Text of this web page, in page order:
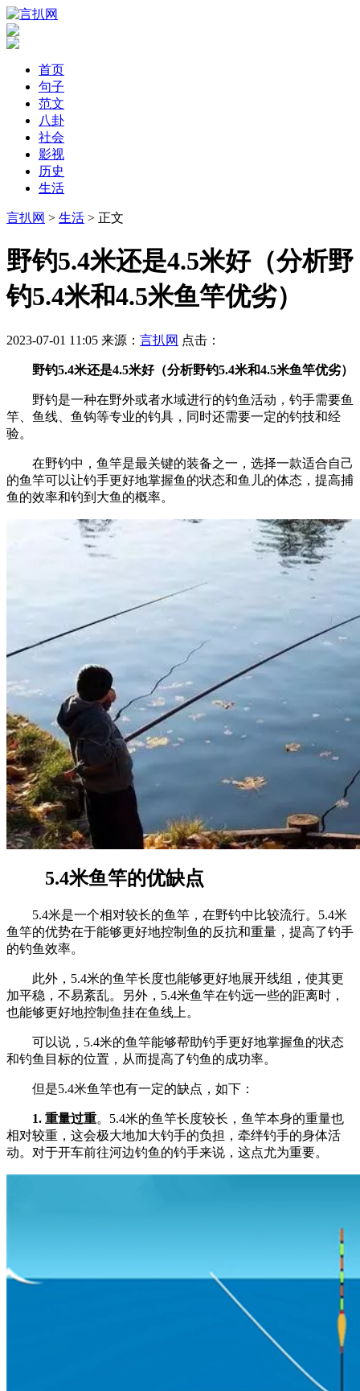
首页
句子
范文
八卦
社会
影视
历史
生活
言扒网 > 生活 > 正文
​野钓5.4米还是4.5米好（分析野
钓5.4米和4.5米鱼竿优劣）
2023-07-01 11:05 来源： 言扒网 点击：
野钓5.4米还是4.5米好（分析野钓5.4米和4.5米鱼竿优劣）
野钓是一种在野外或者水域进行的钓鱼活动，钓手需要鱼
竿、鱼线、鱼钩等专业的钓具，同时还需要一定的钓技和经
验。
在野钓中，鱼竿是最关键的装备之一，选择一款适合自己
的鱼竿可以让钓手更好地掌握鱼的状态和鱼儿的体态，提高捕
鱼的效率和钓到大鱼的概率。
5.4米鱼竿的优缺点
5.4米是一个相对较长的鱼竿，在野钓中比较流行。5.4米
鱼竿的优势在于能够更好地控制鱼的反抗和重量，提高了钓手
的钓鱼效率。
此外，5.4米的鱼竿长度也能够更好地展开线组，使其更
加平稳，不易紊乱。另外，5.4米鱼竿在钓远一些的距离时，
也能够更好地控制鱼挂在鱼线上。
可以说，5.4米的鱼竿能够帮助钓手更好地掌握鱼的状态
和钓鱼目标的位置，从而提高了钓鱼的成功率。
但是5.4米鱼竿也有一定的缺点，如下：
1. 重量过重。5.4米的鱼竿长度较长，鱼竿本身的重量也
相对较重，这会极大地加大钓手的负担，牵绊钓手的身体活
动。对于开车前往河边钓鱼的钓手来说，这点尤为重要。